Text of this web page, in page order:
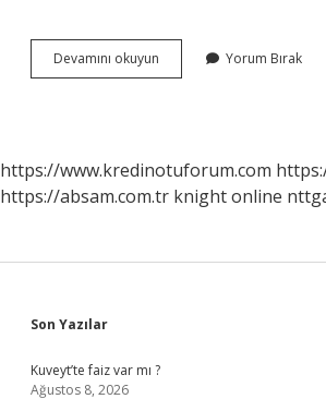
Devamını okuyun
Nedir
Yorum Bırak
https://www.kredinotuforum.com
https://absam.com.tr knight online
Sidebar
Son Yazılar
Kuveyt’te faiz var mı ?
Ağustos 8, 2026